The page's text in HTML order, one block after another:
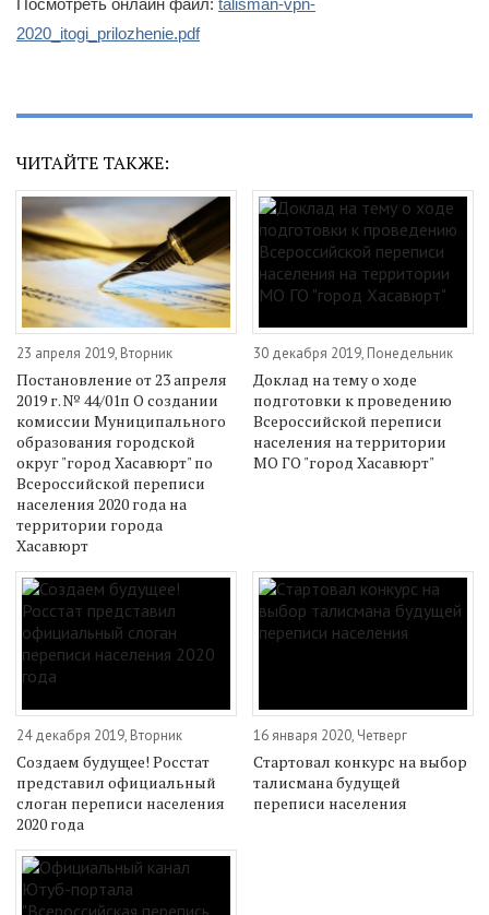
Посмотреть онлайн файл: talisman-vpn-
2020_itogi_prilozhenie.pdf
ЧИТАЙТЕ ТАКЖЕ:
23 апреля 2019, Вторник
Постановление от 23 апреля
2019 г. № 44/01п О создании
комиссии Муниципального
образования городской
округ "город Хасавюрт" по
Всероссийской переписи
населения 2020 года на
территории города
Хасавюрт
30 декабря 2019, Понедельник
Доклад на тему о ходе
подготовки к проведению
Всероссийской переписи
населения на территории
МО ГО "город Хасавюрт"
24 декабря 2019, Вторник
Создаем будущее! Росстат
представил официальный
слоган переписи населения
2020 года
16 января 2020, Четверг
Стартовал конкурс на выбор
талисмана будущей
переписи населения